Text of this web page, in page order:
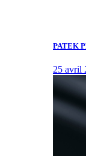
PATEK
25 avril